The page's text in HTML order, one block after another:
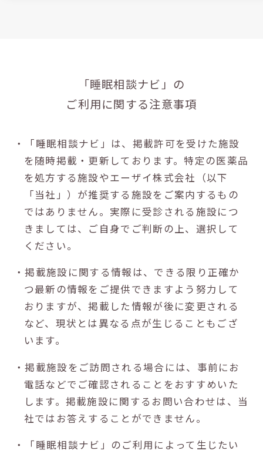
「睡眠相談ナビ」の
ご利用に関する注意事項
・「睡眠相談ナビ」は、掲載許可を受けた施設
を随時掲載・更新しております。特定の医薬品
を処方する施設やエーザイ株式会社（以下
「当社」）が推奨する施設をご案内するもの
ではありません。実際に受診される施設につ
きましては、ご自身でご判断の上、選択して
ください。
・掲載施設に関する情報は、できる限り正確か
つ最新の情報をご提供できますよう努力して
おりますが、掲載した情報が後に変更される
など、現状とは異なる点が生じることもござ
います。
・掲載施設をご訪問される場合には、事前にお
電話などでご確認されることをおすすめいた
します。掲載施設に関するお問い合わせは、当
社ではお答えすることができません。
・「睡眠相談ナビ」のご利用によって生じたい